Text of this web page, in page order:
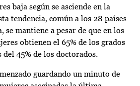
baja según se asciende en la
tendencia, común a los 28 países
se mantiene a pesar de que en los
obtienen el 65% de los grados
45% de los doctorados.
guardando un minuto de